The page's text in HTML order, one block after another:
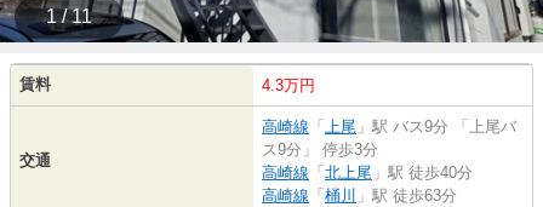
1 / 11
賃料 4.3万円
交通
高崎線 「 上尾 」駅 バス9分 「上尾バ
ス9分」 停歩3分
高崎線 「 北上尾 」駅 徒歩40分
高崎線 「 桶川 」駅 徒歩63分